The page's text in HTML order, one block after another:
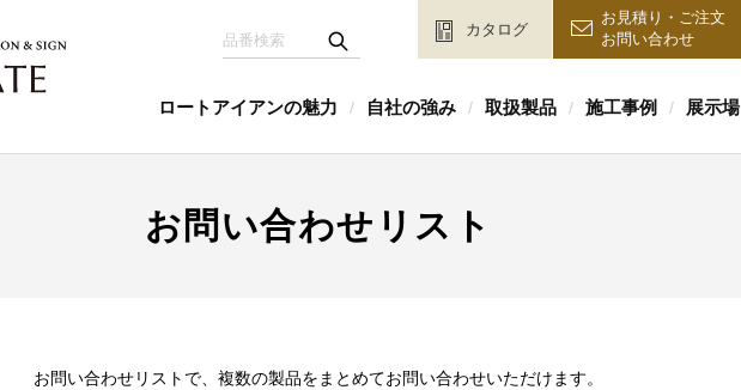
カタログ
お見積り・ご注文
お問い合わせ
ロートアイアンの魅力 / 自社の強み / 取扱製品 / 施工事例 / 展示場
お問い合わせリスト
お問い合わせリストで、複数の製品をまとめてお問い合わせいただけます。